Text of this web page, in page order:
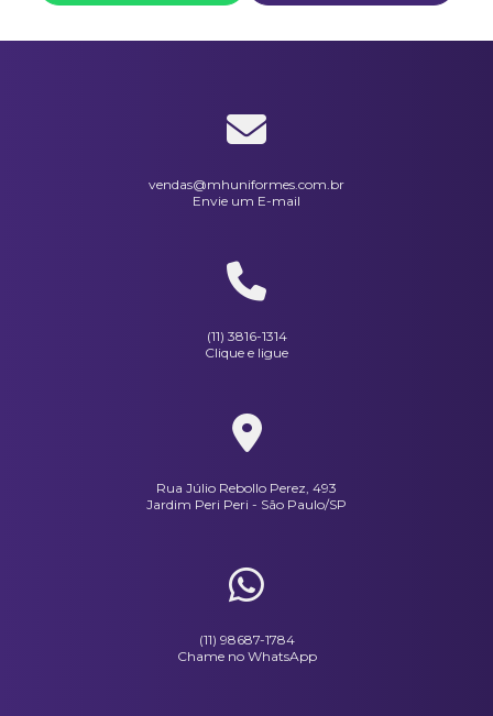
Jaqueta Masculino Em Microfibra Preto
Paletó Masculino Em Oxfordvendas@mhuniformes.com.br
Envie um E-mail
(11) 3816-1314
Clique e ligue
Rua Júlio Rebollo Perez, 493
Jardim Peri Peri - São Paulo/SP
(11) 98687-1784
Chame no WhatsApp